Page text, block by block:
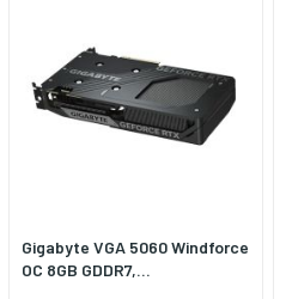
Gigabyte VGA 5060 Windforce
OC 8GB GDDR7,...